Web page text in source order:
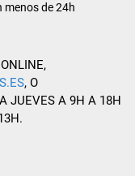
menos de 24h
, O
JUEVES A 9H A 18H